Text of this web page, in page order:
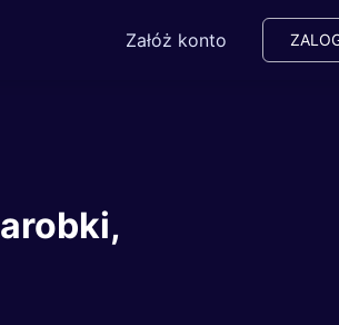
Załóż konto